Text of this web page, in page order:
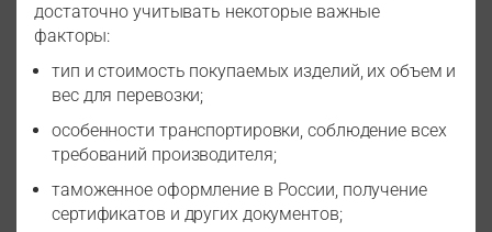
достаточно учитывать некоторые важные
факторы:
тип и стоимость покупаемых изделий, их объем и
вес для перевозки;
особенности транспортировки, соблюдение всех
требований производителя;
таможенное оформление в России, получение
сертификатов и других документов;